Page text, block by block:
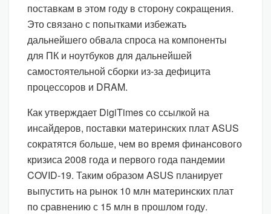
поставкам в этом году в сторону сокращения.
Это связано с попытками избежать
дальнейшего обвала спроса на компоненты
для ПК и ноутбуков для дальнейшей
самостоятельной сборки из-за дефицита
процессоров и DRAM.
Как утверждает DigiTimes со ссылкой на
инсайдеров, поставки материнских плат ASUS
сократятся больше, чем во время финансового
кризиса 2008 года и первого года пандемии
COVID-19. Таким образом ASUS планирует
выпустить на рынок 10 млн материнских плат
по сравнению с 15 млн в прошлом году.